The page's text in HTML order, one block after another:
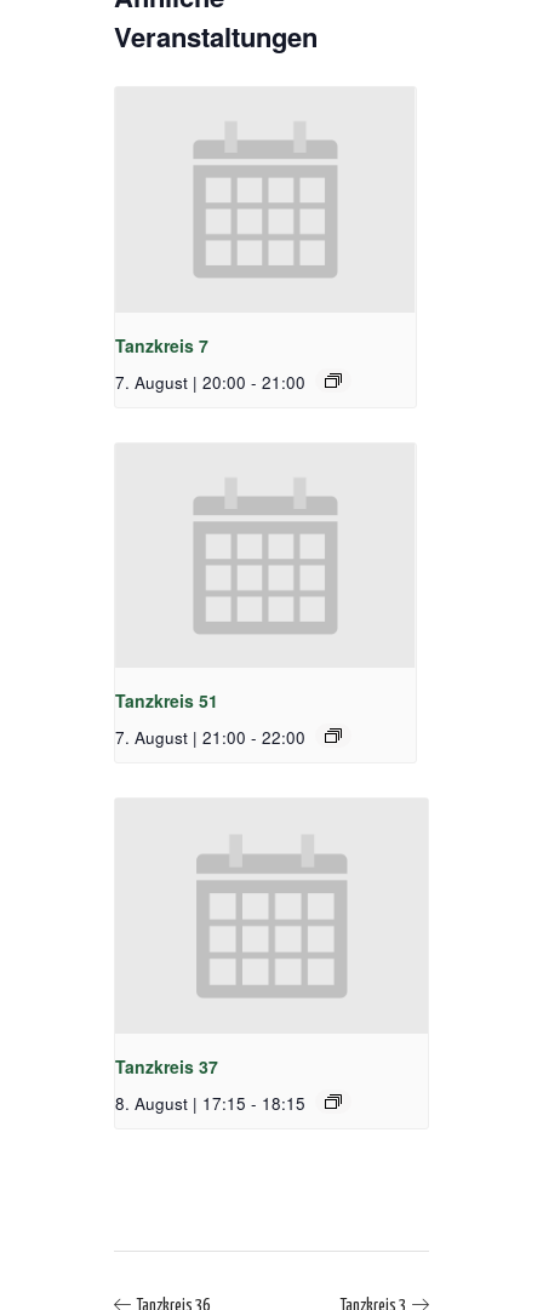
Veranstaltungen
Tanzkreis 7
7. August | 20:00 - 21:00
Tanzkreis 51
7. August | 21:00 - 22:00
Tanzkreis 37
8. August | 17:15 - 18:15
Tanzkreis 36 Tanzkreis 3